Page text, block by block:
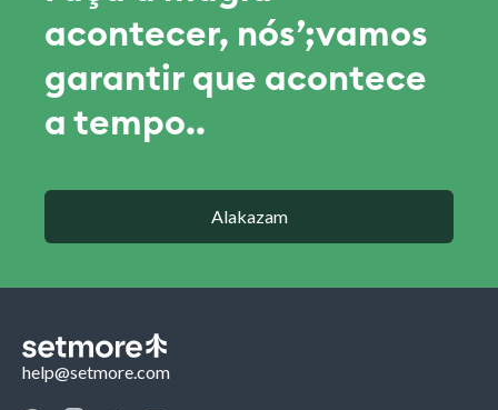
acontecer, nós’;vamos
garantir que acontece
a tempo..
Alakazam
help@setmore.com